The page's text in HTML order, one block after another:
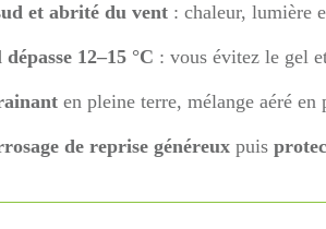
et abrité du vent : chaleur, lumière
12–15 °C : vous évitez le gel
en pleine terre, mélange aéré
de reprise généreux puis